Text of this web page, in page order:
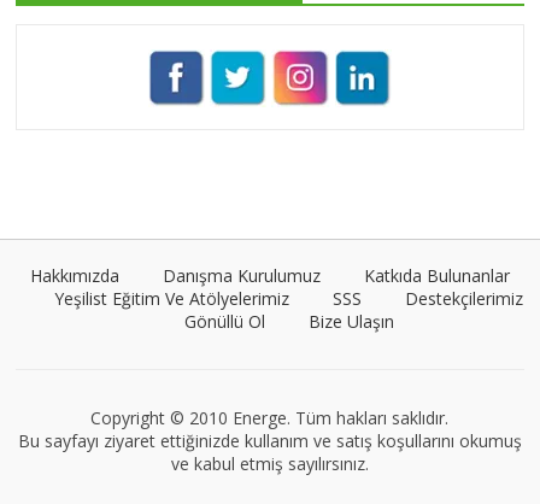
Hakkımızda Danışma Kurulumuz
Katkıda Bulunanlar
Yeşilist Eğitim Ve Atölyelerimiz
SSS
Destekçilerimiz
Gönüllü Ol
Bize Ulaşın
Copyright © 2010 Energe. Tüm hakları saklıdır.
Bu sayfayı ziyaret ettiğinizde kullanım ve satış koşullarını okumuş
ve kabul etmiş sayılırsınız.